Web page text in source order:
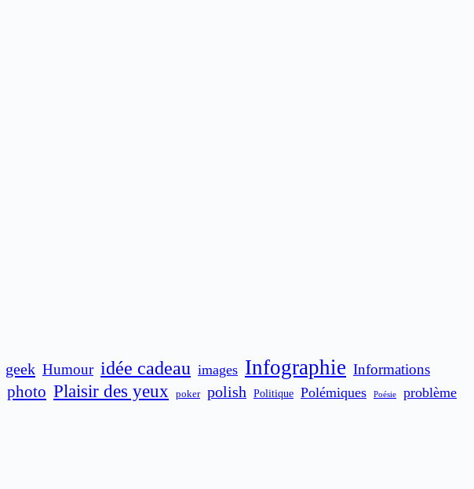
geek Humour idée cadeau images Infographie Informations
photo Plaisir des yeux poker polish Politique Polémiques Poésie problème